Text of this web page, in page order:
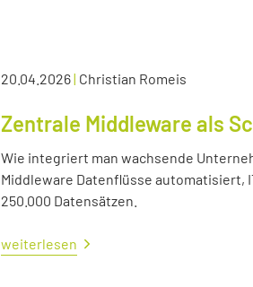
20.04.2026| Christian Romeis
Zentrale Middleware als
Wie integriert man wachsende
Middleware Datenflüsse automatisiert,
250.000 Datensätzen.
weiterlesen